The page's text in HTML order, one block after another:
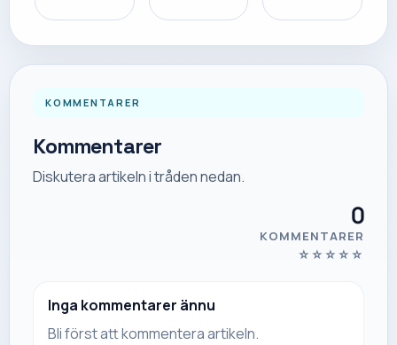
KOMMENTARER
Kommentarer
Diskutera artikeln i tråden nedan.
0
KOMMENTARER
☆ ☆ ☆ ☆ ☆
Inga kommentarer ännu
Bli först att kommentera artikeln.